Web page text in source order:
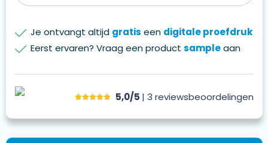
Je ontvangt altijd gratis een digitale proefdruk
Eerst ervaren? Vraag een product sampleaan
5,0/5 | 3 reviewsbeoordelingen